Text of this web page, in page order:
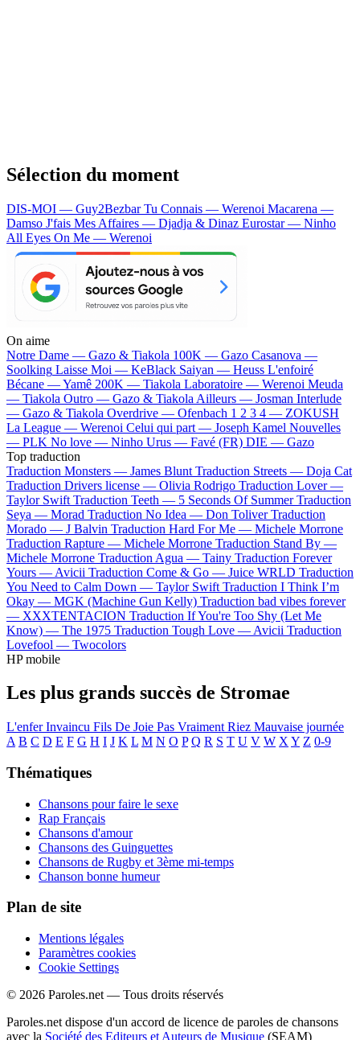
Sélection du moment
DIS-MOI — Guy2BezbarTu Connais — Werenoi Macarena —
Damso J'fais Mes Affaires — Djadja & Dinaz Eurostar — Ninho
All Eyes On Me — Werenoi
On aime
Notre Dame — Gazo & Tiakola 100K — Gazo Casanova —
Soolking Laisse Moi — KeBlack Saiyan — Heuss L'enfoiré
Bécane —Yamê 200K — Tiakola Laboratoire — Werenoi Meuda
— Tiakola Outro — Gazo & Tiakola Ailleurs — Josman Interlude
— Gazo & Tiakola Overdrive — Ofenbach 1 2 3 4 — ZOKUSH
La League — Werenoi Celui qui part — Joseph Kamel Nouvelles
— PLK No love — Ninho Urus — Favé (FR) DIE — Gazo
Top traduction
Traduction Monsters — James Blunt Traduction Streets — Doja Cat
Traduction Drivers license — Olivia Rodrigo Traduction Lover —
Taylor Swift Traduction Teeth — 5 Seconds Of Summer Traduction
Seya — Morad Traduction No Idea — Don Toliver Traduction
Morado — J Balvin Traduction Hard For Me — Michele Morrone
Traduction Rapture — Michele Morrone Traduction Stand By —
Michele Morrone Traduction Agua — Tainy Traduction Forever
Yours — Avicii Traduction Come & Go — Juice WRLD Traduction
You Need to Calm Down — Taylor Swift Traduction I Think I’m
Okay — MGK (Machine Gun Kelly) Traduction bad vibes forever
— XXXTENTACION Traduction If You're Too Shy (Let Me
Know) — The 1975 Traduction Tough Love — Avicii Traduction
Lovefool — Twocolors
HP mobile
Les plus grands succès de Stromae
L'enferInvaincu Fils De Joie Pas Vraiment Riez Mauvaise journée
A B C D E F G H I J K L M N O P Q R S T U V W X Y Z 0-9
Thématiques
Chansons pour faire le sexe
Rap Français
Chansons d'amour
Chansons des Guinguettes
Chansons de Rugby et 3ème mi-temps
Chanson bonne humeur
Plan de site
Mentions légales
Paramètres cookies
Cookie Settings
© 2026 Paroles.net — Tous droits réservés
Paroles.net dispose d'un accord de licence de paroles de chansons
avec la Société des Editeurs et Auteurs de Musique (SEAM)